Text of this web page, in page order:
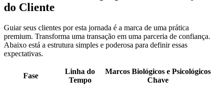
do Cliente
Guiar seus clientes por esta jornada é a marca de uma prática
premium. Transforma uma transação em uma parceria de confiança.
Abaixo está a estrutura simples e poderosa para definir essas
expectativas.
Fase
Linha do
Tempo
Marcos Biológicos e Psicológicos
Chave